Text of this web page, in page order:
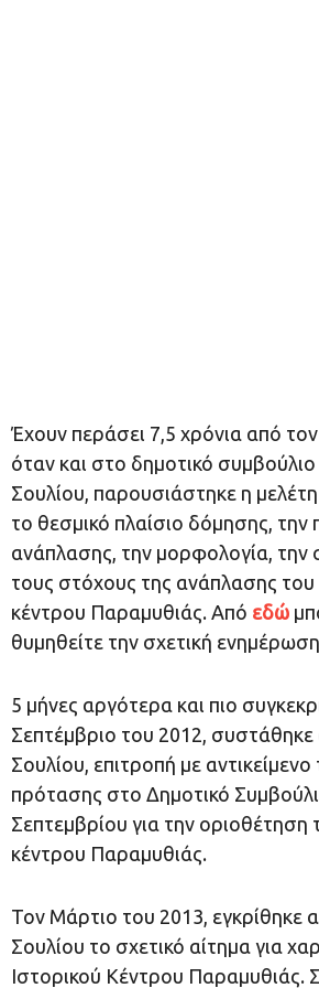
Έχουν περάσει 7,5 χρόνια από
όταν και στο δημοτικό
Σουλίου, παρουσιάστηκε η
το θεσμικό πλαίσιο δόμησης, την
ανάπλασης, την μορφολογία, την
τους στόχους της ανάπλασης του
κέντρου Παραμυθιάς. Από εδώ
θυμηθείτε την σχετική
5 μήνες αργότερα και πιο
Σεπτέμβριο του 2012,
Σουλίου, επιτροπή με
πρότασης στο Δημοτικό
Σεπτεμβρίου για την οριοθέτηση
κέντρου Παραμυθιάς.
Τον Μάρτιο του 2013, εγκρίθηκε
Σουλίου το σχετικό αίτημα για
Ιστορικού Κέντρου Παραμυθιάς.